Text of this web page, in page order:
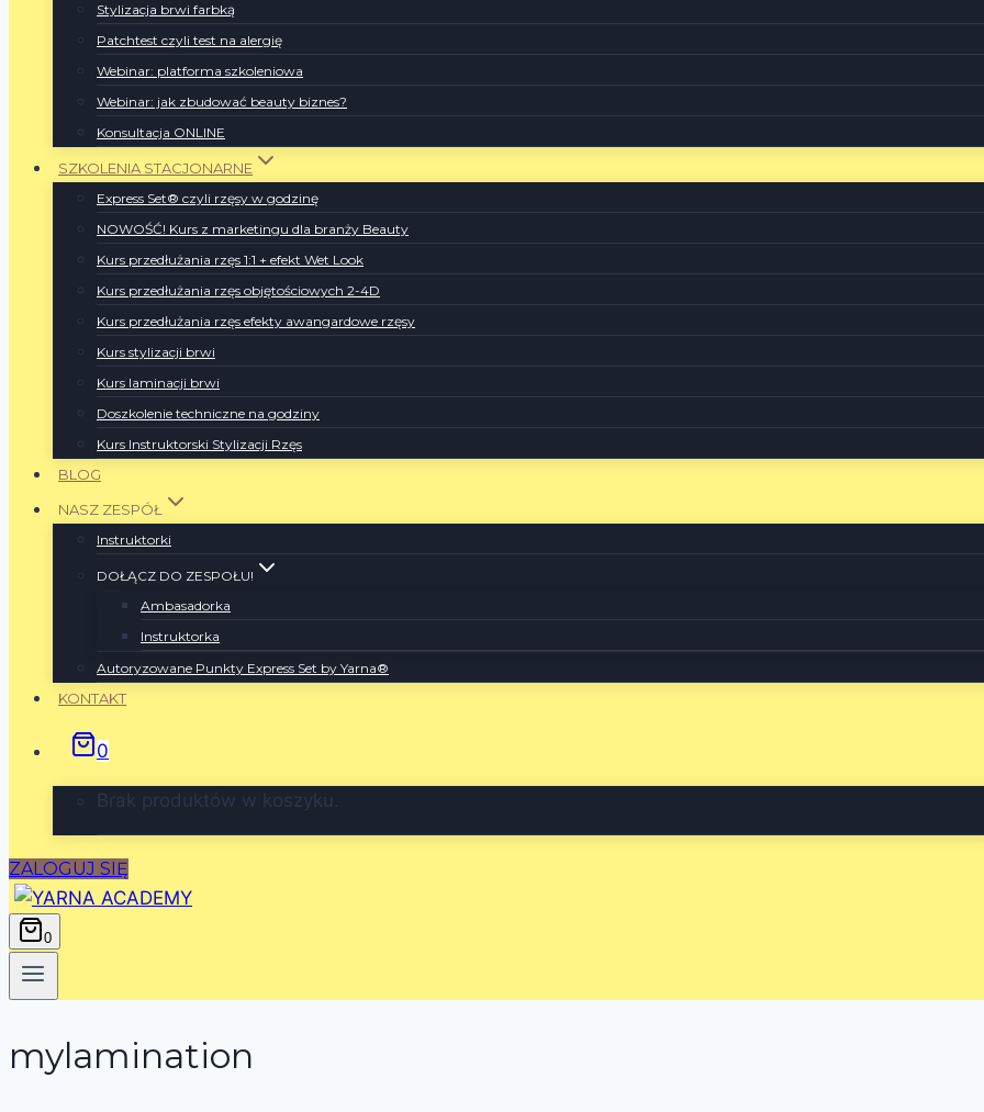
Stylizacja brwi farbką
Patchtest czyli test na alergię
Webinar: platforma szkoleniowa
Webinar: jak zbudować beauty biznes?
Konsultacja ONLINE
SZKOLENIA STACJONARNE
Express Set® czyli rzęsy w godzinę
NOWOŚĆ! Kurs z marketingu dla branży Beauty
Kurs przedłużania rzęs 1:1 + efekt Wet Look
Kurs przedłużania rzęs objętościowych 2-4D
Kurs przedłużania rzęs efekty awangardowe rzęsy
Kurs stylizacji brwi
Kurs laminacji brwi
Doszkolenie techniczne na godziny
Kurs Instruktorski Stylizacji Rzęs
BLOG
NASZ ZESPÓŁ
Instruktorki
DOŁĄCZ DO ZESPOŁU!
Ambasadorka
Instruktorka
Autoryzowane Punkty Express Set by Yarna®
KONTAKT
0
Brak produktów w koszyku.
ZALOGUJ SIĘ
0
mylamination